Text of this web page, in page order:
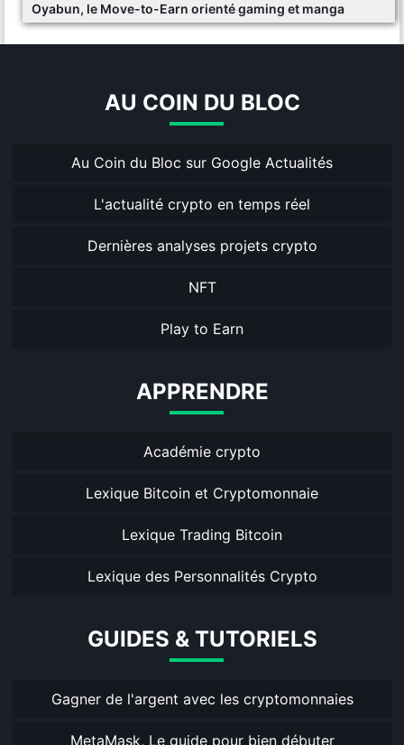
Oyabun, le Move-to-Earn orienté gaming et manga
AU COIN DU BLOC
Au Coin du Bloc sur Google Actualités
L'actualité crypto en temps réel
Dernières analyses projets crypto
NFT
Play to Earn
APPRENDRE
Académie crypto
Lexique Bitcoin et Cryptomonnaie
Lexique Trading Bitcoin
Lexique des Personnalités Crypto
GUIDES & TUTORIELS
Gagner de l'argent avec les cryptomonnaies
MetaMask, Le guide pour bien débuter